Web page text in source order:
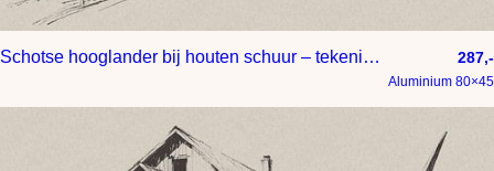
Schotse hooglander bij houten schuur – tekening op papier met taupe achtergrond 287,-
Aluminium 80×45